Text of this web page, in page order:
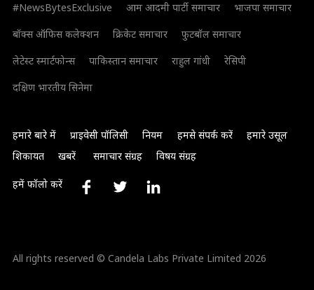
#NewsBytesExclusive
आम आदमी पार्टी समाचार
भाजपा समाचार
बॉक्स ऑफिस कलेक्शन
क्रिकेट समाचार
फुटबॉल समाचार
लेटेस्ट स्मार्टफोन्स
पाकिस्तान समाचार राहुल गांधी
रेसिपी
दक्षिण भारतीय सिनेमा
हमारे बारे में प्राइवेसी पॉलिसी नियम हमसे संपर्क करें
हमारे उसूल
शिकायत
खबरें समाचार संग्रह विषय संग्रह
हमें फॉलो करें
All rights reserved © Candela Labs Private Limited 2026